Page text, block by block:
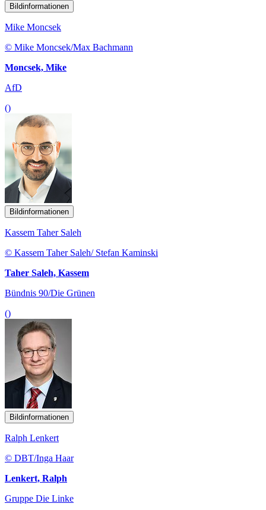
Bildinformationen
Mike Moncsek
© Mike Moncsek/Max Bachmann
Moncsek, Mike
AfD
()
Bildinformationen
Kassem Taher Saleh
© Kassem Taher Saleh/ Stefan Kaminski
Taher Saleh, Kassem
Bündnis 90/Die Grünen
()
Bildinformationen
Ralph Lenkert
© DBT/Inga Haar
Lenkert, Ralph
Gruppe Die Linke